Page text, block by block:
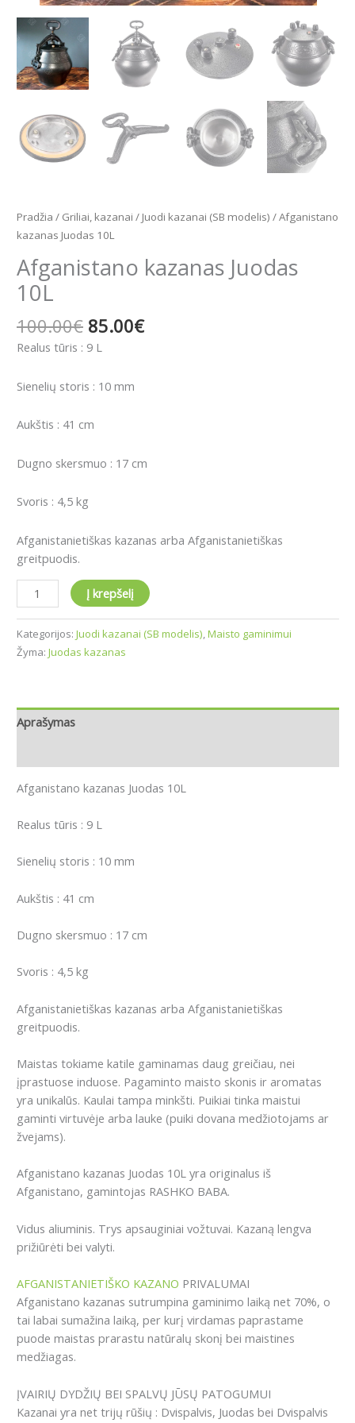
Pradžia / Griliai, kazanai / Juodi kazanai (SB modelis) / Afganistano
kazanas Juodas 10L
Afganistano kazanas Juodas
10L
100.00€ 85.00€
Realus tūris : 9 L
Sienelių storis : 10 mm
Aukštis : 41 cm
Dugno skersmuo : 17 cm
Svoris : 4,5 kg
Afganistanietiškas kazanas arba Afganistanietiškas
greitpuodis.
Į krepšelį
Kategorijos: Juodi kazanai (SB modelis),Maisto gaminimui
Žyma: Juodas kazanas
Aprašymas
Afganistano kazanas Juodas 10L
Realus tūris : 9 L
Sienelių storis : 10 mm
Aukštis : 41 cm
Dugno skersmuo : 17 cm
Svoris : 4,5 kg
Afganistanietiškas kazanas arba Afganistanietiškas
greitpuodis.
Maistas tokiame katile gaminamas daug greičiau, nei
įprastuose induose. Pagaminto maisto skonis ir aromatas
yra unikalūs. Kaulai tampa minkšti. Puikiai tinka maistui
gaminti virtuvėje arba lauke (puiki dovana medžiotojams ar
žvejams).
Afganistano kazanas Juodas 10L yra originalus iš
Afganistano, gamintojas RASHKO BABA.
Vidus aliuminis. Trys apsauginiai vožtuvai. Kazaną lengva
prižiūrėti bei valyti.
AFGANISTANIETIŠKO KAZANO PRIVALUMAI
Afganistano kazanas sutrumpina gaminimo laiką net 70%, o
tai labai sumažina laiką, per kurį virdamas paprastame
puode maistas prarastu natūralų skonį bei maistines
medžiagas.
ĮVAIRIŲ DYDŽIŲ BEI SPALVŲ JŪSŲ PATOGUMUI
Kazanai yra net trijų rūšių : Dvispalvis, Juodas bei Dvispalvis